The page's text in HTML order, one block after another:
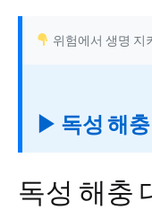
위험에서 생명 지
▶ 독성 해
독성 해충